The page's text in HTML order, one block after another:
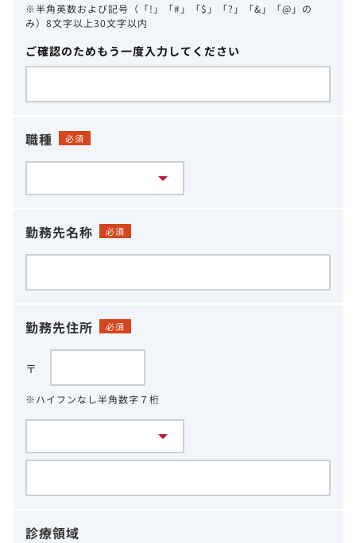
※半角英数および記号（「!」「#」「$」「?」「&」「@」の
み）8文字以上30文字以内
ご確認のためもう一度入力してください
職種 必須
勤務先名称 必須
勤務先住所 必須
〒
※ハイフンなし半角数字７桁
診療領域